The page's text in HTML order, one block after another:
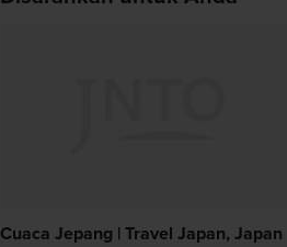
Cuaca Jepang | Travel Japan, Japan